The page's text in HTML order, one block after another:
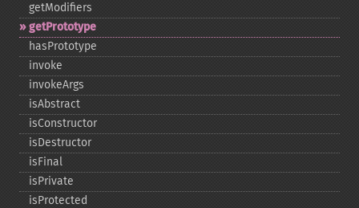
getModifiers
getPrototype
hasPrototype
invoke
invokeArgs
isAbstract
isConstructor
isDestructor
isFinal
isPrivate
isProtected